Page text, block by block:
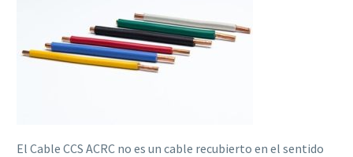
El Cable CCS ACRC no es un cable recubierto en el sentido